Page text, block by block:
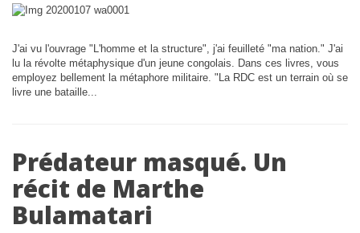
J'ai vu l'ouvrage "L'homme et la structure", j'ai feuilleté "ma nation." J'ai
lu la révolte métaphysique d'un jeune congolais. Dans ces livres, vous
employez bellement la métaphore militaire. "La RDC est un terrain où se
livre une bataille...
Prédateur masqué. Un
récit de Marthe
Bulamatari